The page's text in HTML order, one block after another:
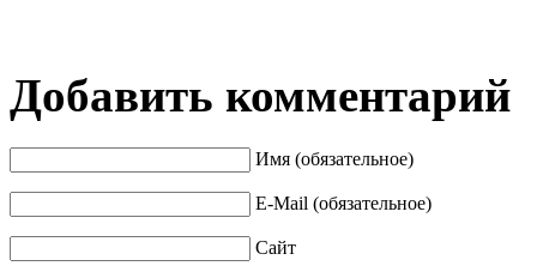
Добавить комментарий
Имя (обязательное)
E-Mail (обязательное)
Сайт